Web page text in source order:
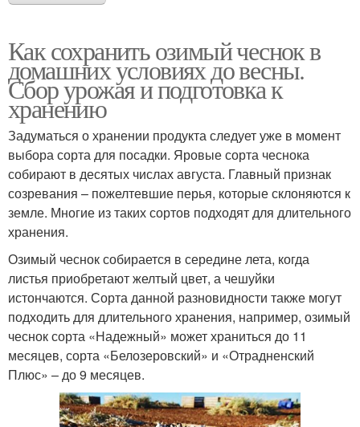
Как сохранить озимый чеснок в
домашних условиях до весны.
Сбор урожая и подготовка к
хранению
Задуматься о хранении продукта следует уже в момент
выбора сорта для посадки. Яровые сорта чеснока
собирают в десятых числах августа. Главный признак
созревания – пожелтевшие перья, которые склоняются к
земле. Многие из таких сортов подходят для длительного
хранения.
Озимый чеснок собирается в середине лета, когда
листья приобретают желтый цвет, а чешуйки
истончаются. Сорта данной разновидности также могут
подходить для длительного хранения, например, озимый
чеснок сорта «Надежный» может храниться до 11
месяцев, сорта «Белозеровский» и «Отрадненский
Плюс» – до 9 месяцев.